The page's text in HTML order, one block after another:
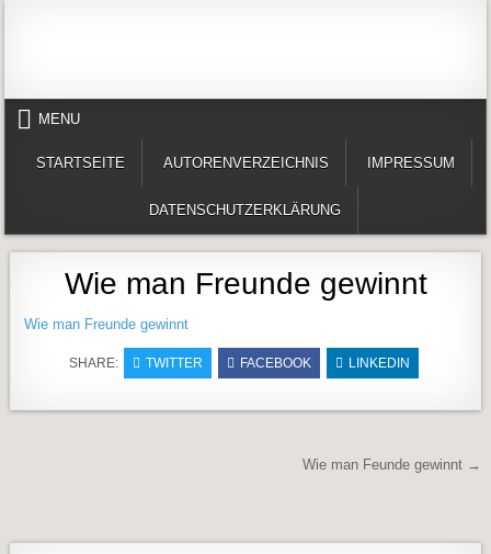
MENU
STARTSEITE AUTORENVERZEICHNIS IMPRESSUM
DATENSCHUTZERKLÄRUNG
Wie man Freunde gewinnt
Wie man Freunde gewinnt
SHARE: TWITTER FACEBOOK LINKEDIN
Wie man Feunde gewinnt →